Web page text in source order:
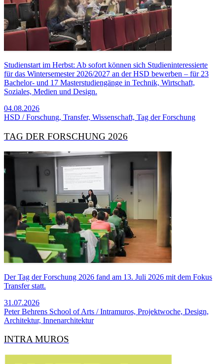
Studienstart im Herbst: Ab sofort können sich Studieninteressierte
für das Wintersemester 2026/2027 an der HSD bewerben – für 23
Bachelor- und 17 Masterstudiengänge in Technik, Wirtschaft,
Soziales, Medien und Design.
04.08.2026
HSD / Forschung, Transfer, Wissenschaft, Tag der Forschung
TAG DER FORSCHUNG 2026
Der Tag der Forschung 2026 fand am 13. Juli 2026 mit dem Fokus
Transfer statt.
31.07.2026
Peter Behrens School of Arts / Intramuros, Projektwoche, Design,
Architektur, Innenarchitektur
INTRA MUROS